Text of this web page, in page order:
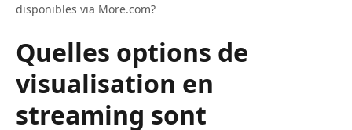
disponibles via More.com?
Quelles options de
visualisation en
streaming sont